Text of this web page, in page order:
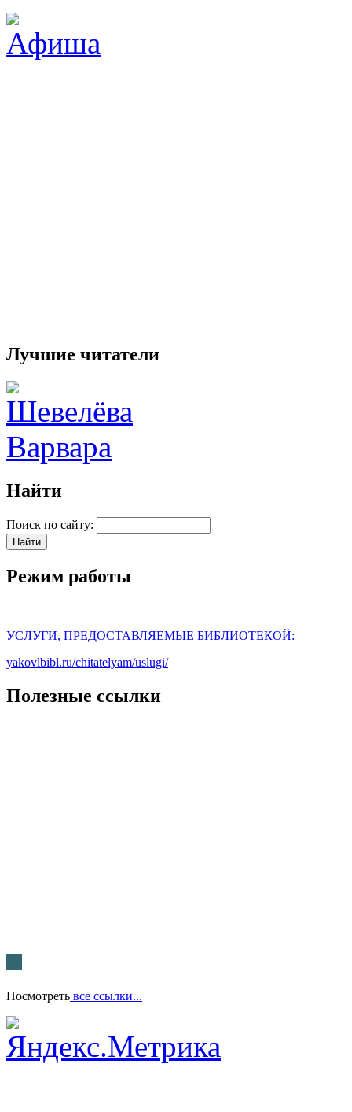
Лучшие читатели
Найти
Поиск по сайту:
Режим работы
УСЛУГИ, ПРЕДОСТАВЛЯЕМЫЕ БИБЛИОТЕКОЙ:
yakovlbibl.ru/chitatelyam/uslugi/
Полезные ссылки
Посмотреть все ссылки...